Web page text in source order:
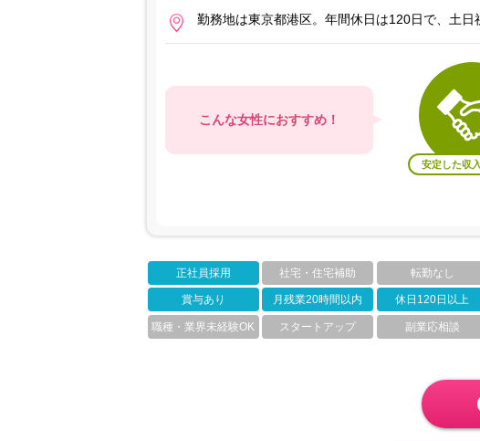
勤務地は東京都港区。年間休日は120日で、土
こんな女性におすすめ！
安定した収
正社員採用 社宅・住宅補助 転勤なし
賞与あり 月残業20時間以内 休日120日以上
職種・業界未経験OK スタートアップ 副業応相談